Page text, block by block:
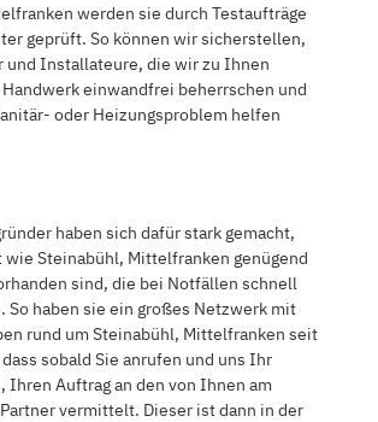
werden sie durch Testaufträge
geprüft. So können wir sicherstellen,
und Installateure, die wir zu Ihnen
einwandfrei beherrschen und
oder Heizungsproblem helfen
haben sich dafür stark gemacht,
wie Steinabühl, Mittelfranken genügend
sind, die bei Notfällen schnell
So haben sie ein großes Netzwerk mit
rund um Steinabühl, Mittelfranken seit
sobald Sie anrufen und uns Ihr
Ihren Auftrag an den von Ihnen am
vermittelt. Dieser ist dann in der